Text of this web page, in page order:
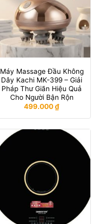
Máy Massage Đầu Không
Dây Kachi MK-399 – Giải
Pháp Thư Giãn Hiệu Quả
Cho Người Bận Rộn
499.000₫